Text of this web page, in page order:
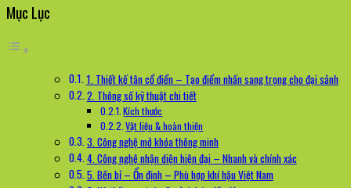
Mục Lục
1. Thiết kế tân cổ điển – Tạo điểm nhấn sang trọng cho đại sảnh
2. Thông số kỹ thuật chi tiết
Kích thước
Vật liệu & hoàn thiện
3. Công nghệ mở khóa thông minh
4. Công nghệ nhận diện hiện đại – Nhanh và chính xác
5. Bền bỉ – Ổn định – Phù hợp khí hậu Việt Nam